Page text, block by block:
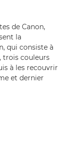
de Canon,
la
qui consiste à
trois couleurs
à les recouvrir
et dernier